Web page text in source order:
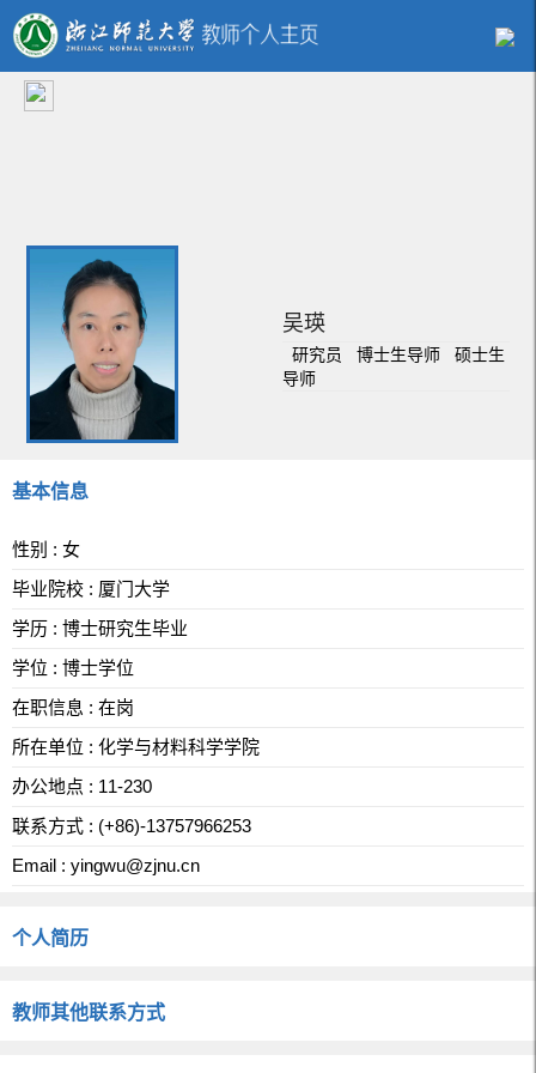
吴瑛
研究员 博士生导师 硕士生
导师
基本信息
性别 : 女
毕业院校 : 厦门大学
学历 : 博士研究生毕业
学位 : 博士学位
在职信息 : 在岗
所在单位 : 化学与材料科学学院
办公地点 : 11-230
联系方式 : (+86)-13757966253
Email : yingwu@zjnu.cn
个人简历
教师其他联系方式